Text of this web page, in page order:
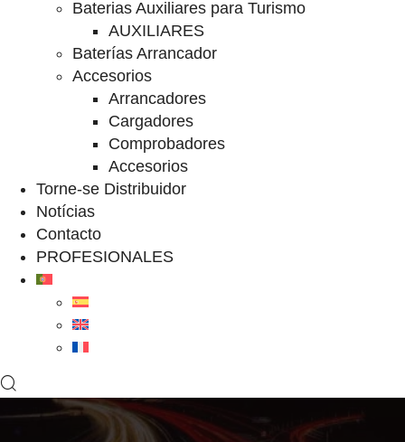
Baterias Auxiliares para Turismo
AUXILIARES
Baterías Arrancador
Accesorios
Arrancadores
Cargadores
Comprobadores
Accesorios
Torne-se Distribuidor
Notícias
Contacto
PROFESIONALES